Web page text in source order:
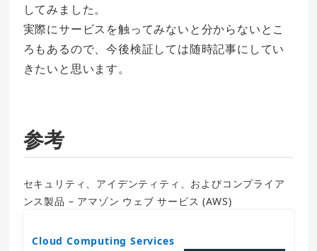
してみました。
実際にサービスを触ってみないと分からないとこ
ろもあるので、今後検証しては随時記事にしてい
きたいと思います。
参考
セキュリティ、アイデンティティ、およびコンプライア
ンス製品 – アマゾン ウェブ サービス (AWS)
Cloud Computing Services